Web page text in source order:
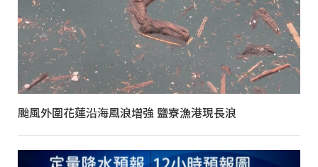
颱風外圍花蓮沿海風浪增強 鹽寮漁港現長浪